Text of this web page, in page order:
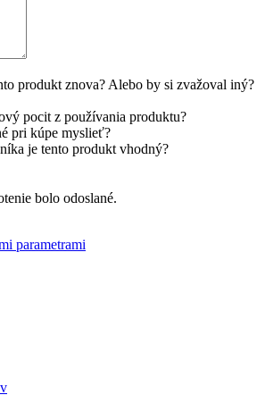
produkt znova? Alebo by si zvažoval iný?
pocit z používania produktu?
pri kúpe myslieť?
je tento produkt vhodný?
bolo odoslané.
parametrami